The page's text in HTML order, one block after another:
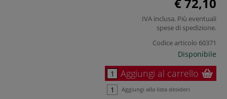
IVA inclusa. Più eventuali
spese di spedizione.
Codice articolo 60371
Disponibile
Aggiungi al carrello
Aggiungi alla lista desideri